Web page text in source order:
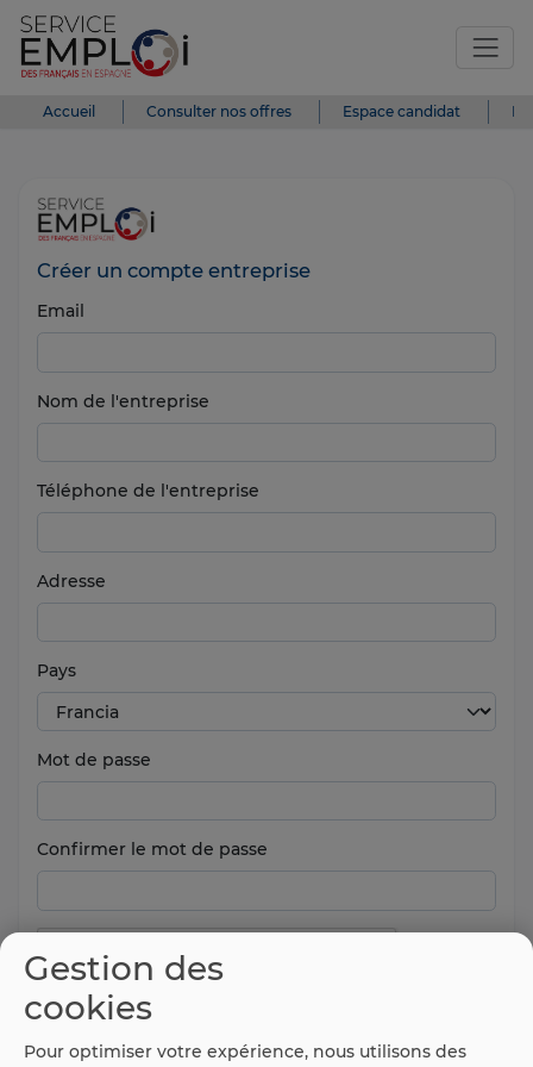
Accueil Consulter nos offres Espace candidat
Créer un compte entreprise
Email
Nom de l'entreprise
Téléphone de l'entreprise
Adresse
Pays
Mot de passe
Confirmer le mot de passe
Gestion des
cookies
Pour optimiser votre expérience, nous utilisons des